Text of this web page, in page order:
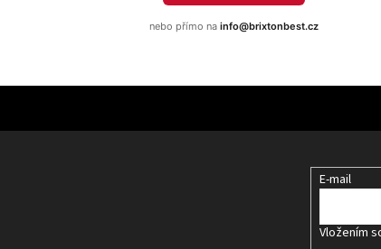
nebo přímo na info@brixtonbest.cz
E-mail
Vložením